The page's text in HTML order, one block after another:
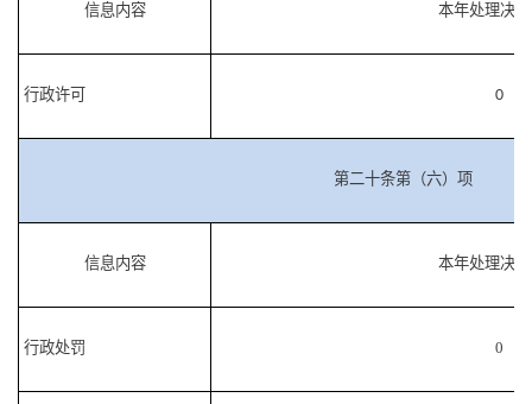
信息内容 本年处理决
行政许可 0
第二十条第（六）项
信息内容 本年处理决
行政处罚 0